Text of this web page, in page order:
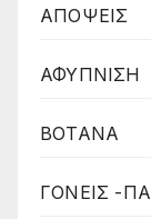
ΑΠΟΨΕΙΣ
ΑΦΥΠΝΙΣΗ
ΒΟΤΑΝΑ
ΓΟΝΕΙΣ -